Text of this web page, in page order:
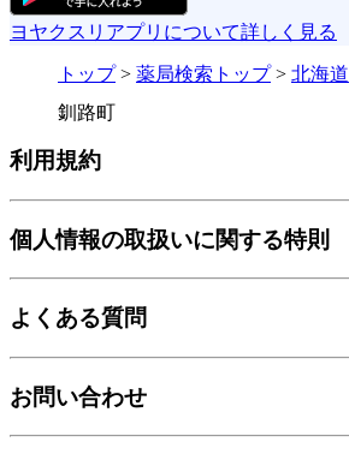
ヨヤクスリアプリについて詳しく見る
トップ > 薬局検索トップ > 北海道
釧路町
利用規約
個人情報の取扱いに関する特則
よくある質問
お問い合わせ